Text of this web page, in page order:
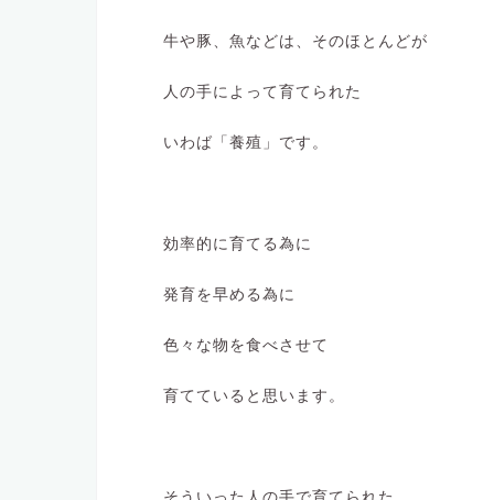
牛や豚、魚などは、そのほとんどが
人の手によって育てられた
いわば「養殖」です。
効率的に育てる為に
発育を早める為に
色々な物を食べさせて
育てていると思います。